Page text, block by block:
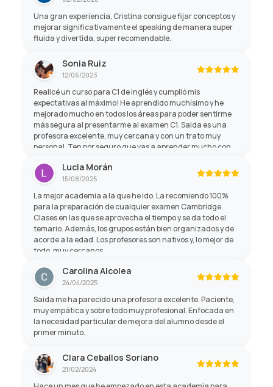
Una gran experiencia, Cristina consigue fijar conceptos y
mejorar significativamente el speaking de manera super
fluida y divertida, super recomendable.
Sonia Ruiz
12/06/2023
Realicé un curso para C1 de inglés y cumplió mis
expectativas al máximo! He aprendido muchísimo y he
mejorado mucho en todos los áreas para poder sentirme
más segura al presentarme al examen C1. Saida es una
profesora excelente, muy cercana y con un trato muy
personal. Ten por seguro que vas a aprender mucho con
profesores profesionales con mucha paciencia y mano
amable.
Lucia Morán
15/08/2025
La mejor academia a la que he ido. La recomiendo 100%
para la preparación de cualquier examen Cambridge.
Clases en las que se aprovecha el tiempo y se da todo el
temario. Además, los grupos están bien organizados y de
acorde a la edad. Los profesores son nativos y, lo mejor de
todo, muy cercanos.
Carolina Alcolea
24/04/2025
Saida me ha parecido una profesora excelente. Paciente,
muy empática y sobre todo muy profesional. Enfocada en
la necesidad particular de mejora del alumno desde el
primer minuto.
Clara Ceballos Soriano
21/02/2024